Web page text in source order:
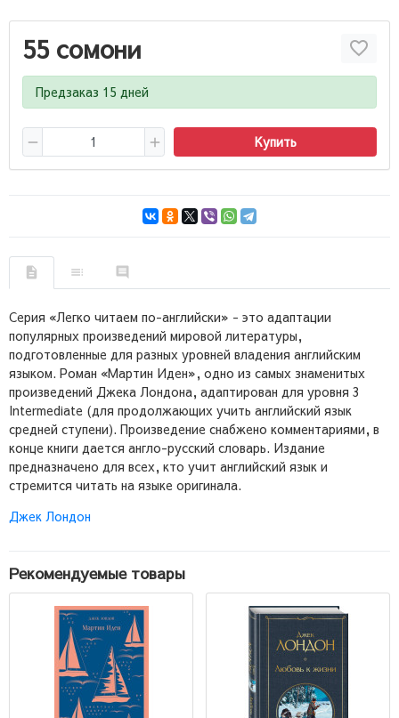
55 сомони
Предзаказ 15 дней
Купить
Серия «Легко читаем по-английски» - это адаптации
популярных произведений мировой литературы,
подготовленные для разных уровней владения английским
языком. Роман «Мартин Иден», одно из самых знаменитых
произведений Джека Лондона, адаптирован для уровня 3
Intermediate (для продолжающих учить английский язык
средней ступени). Произведение снабжено комментариями, в
конце книги дается англо-русский словарь. Издание
предназначено для всех, кто учит английский язык и
стремится читать на языке оригинала.
Джек Лондон
Рекомендуемые товары